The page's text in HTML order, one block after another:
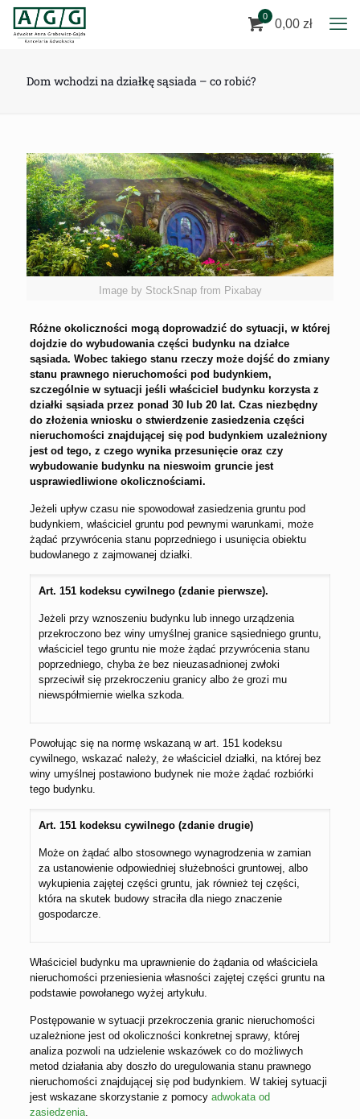
0
0,00 zł
Dom wchodzi na działkę sąsiada – co robić?
Image by StockSnap from Pixabay
Różne okoliczności mogą doprowadzić do sytuacji, w której
dojdzie do wybudowania części budynku na działce
sąsiada. Wobec takiego stanu rzeczy może dojść do zmiany
stanu prawnego nieruchomości pod budynkiem,
szczególnie w sytuacji jeśli właściciel budynku korzysta z
działki sąsiada przez ponad 30 lub 20 lat. Czas niezbędny
do złożenia wniosku o stwierdzenie zasiedzenia części
nieruchomości znajdującej się pod budynkiem uzależniony
jest od tego, z czego wynika przesunięcie oraz czy
wybudowanie budynku na nieswoim gruncie jest
usprawiedliwione okolicznościami.
Jeżeli upływ czasu nie spowodował zasiedzenia gruntu pod
budynkiem, właściciel gruntu pod pewnymi warunkami, może
żądać przywrócenia stanu poprzedniego i usunięcia obiektu
budowlanego z zajmowanej działki.
Art. 151 kodeksu cywilnego (zdanie pierwsze).
Jeżeli przy wznoszeniu budynku lub innego urządzenia
przekroczono bez winy umyślnej granice sąsiedniego gruntu,
właściciel tego gruntu nie może żądać przywrócenia stanu
poprzedniego, chyba że bez nieuzasadnionej zwłoki
sprzeciwił się przekroczeniu granicy albo że grozi mu
niewspółmiernie wielka szkoda.
Powołując się na normę wskazaną w art. 151 kodeksu
cywilnego, wskazać należy, że właściciel działki, na której bez
winy umyślnej postawiono budynek nie może żądać rozbiórki
tego budynku.
Art. 151 kodeksu cywilnego (zdanie drugie)
Może on żądać albo stosownego wynagrodzenia w zamian
za ustanowienie odpowiedniej służebności gruntowej, albo
wykupienia zajętej części gruntu, jak również tej części,
która na skutek budowy straciła dla niego znaczenie
gospodarcze.
Właściciel budynku ma uprawnienie do żądania od właściciela
nieruchomości przeniesienia własności zajętej części gruntu na
podstawie powołanego wyżej artykułu.
Postępowanie w sytuacji przekroczenia granic nieruchomości
uzależnione jest od okoliczności konkretnej sprawy, której
analiza pozwoli na udzielenie wskazówek co do możliwych
metod działania aby doszło do uregulowania stanu prawnego
nieruchomości znajdującej się pod budynkiem. W takiej sytuacji
jest wskazane skorzystanie z pomocy adwokata od
zasiedzenia.